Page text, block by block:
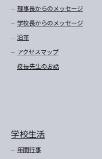
理事長からのメッセージ
学校長からのメッセージ
沿革
アクセスマップ
校長先生のお話
学校生活
年間行事